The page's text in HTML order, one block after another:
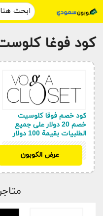
كود فوغا
كود خصم فوقا كلوسيت
خصم 20 دولار على جميع
الطلبيات بقيمة 100 دولار
عرض الكوبون